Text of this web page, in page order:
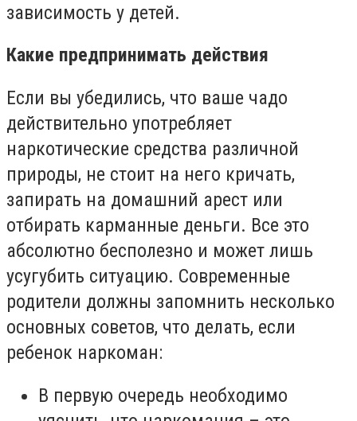
зависимость у детей.
Какие предпринимать действия
Если вы убедились, что ваше чадо
действительно употребляет
наркотические средства различной
природы, не стоит на него кричать,
запирать на домашний арест или
отбирать карманные деньги. Все это
абсолютно бесполезно и может лишь
усугубить ситуацию. Современные
родители должны запомнить несколько
основных советов, что делать, если
ребенок наркоман:
В первую очередь необходимо